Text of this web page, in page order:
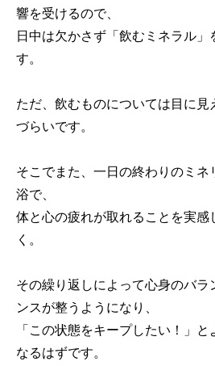
響を受けるので、
日中は欠かさず「飲むミネラル」
す。
ただ、飲むものについては目に見
づらいです。
そこでまた、一日の終わりのミネ
浴で、
体と心の疲れが取れることを実感
く。
その繰り返しによって心身のバラ
ンスが整うようになり、
「この状態をキープしたい！」
なるはずです。